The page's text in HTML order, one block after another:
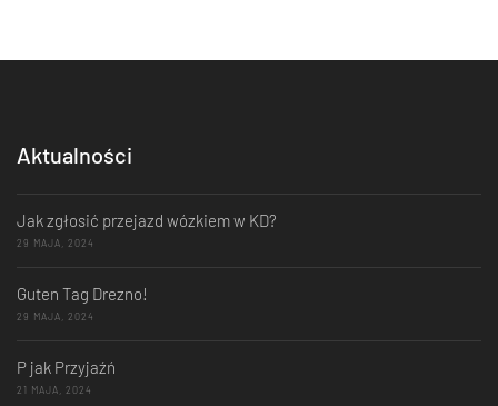
Aktualności
Jak zgłosić przejazd wózkiem w KD?
29 MAJA, 2024
Guten Tag Drezno!
29 MAJA, 2024
P jak Przyjaźń
21 MAJA, 2024